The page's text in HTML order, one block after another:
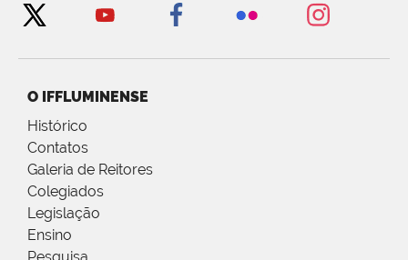
O IFFLUMINENSE
Histórico
Contatos
Galeria de Reitores
Colegiados
Legislação
Ensino
Pesquisa